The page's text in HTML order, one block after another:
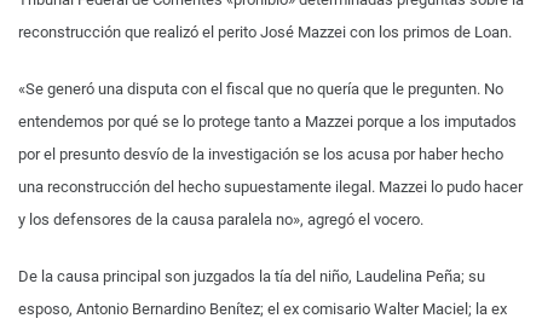
reconstrucción que realizó el perito José Mazzei con los primos de Loan.
«Se generó una disputa con el fiscal que no quería que le pregunten. No
entendemos por qué se lo protege tanto a Mazzei porque a los imputados
por el presunto desvío de la investigación se los acusa por haber hecho
una reconstrucción del hecho supuestamente ilegal. Mazzei lo pudo hacer
y los defensores de la causa paralela no», agregó el vocero.
De la causa principal son juzgados la tía del niño, Laudelina Peña; su
esposo, Antonio Bernardino Benítez; el ex comisario Walter Maciel; la ex